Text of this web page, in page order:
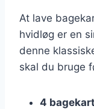
At lave
hvidløg er en
denne
skal du bruge
4